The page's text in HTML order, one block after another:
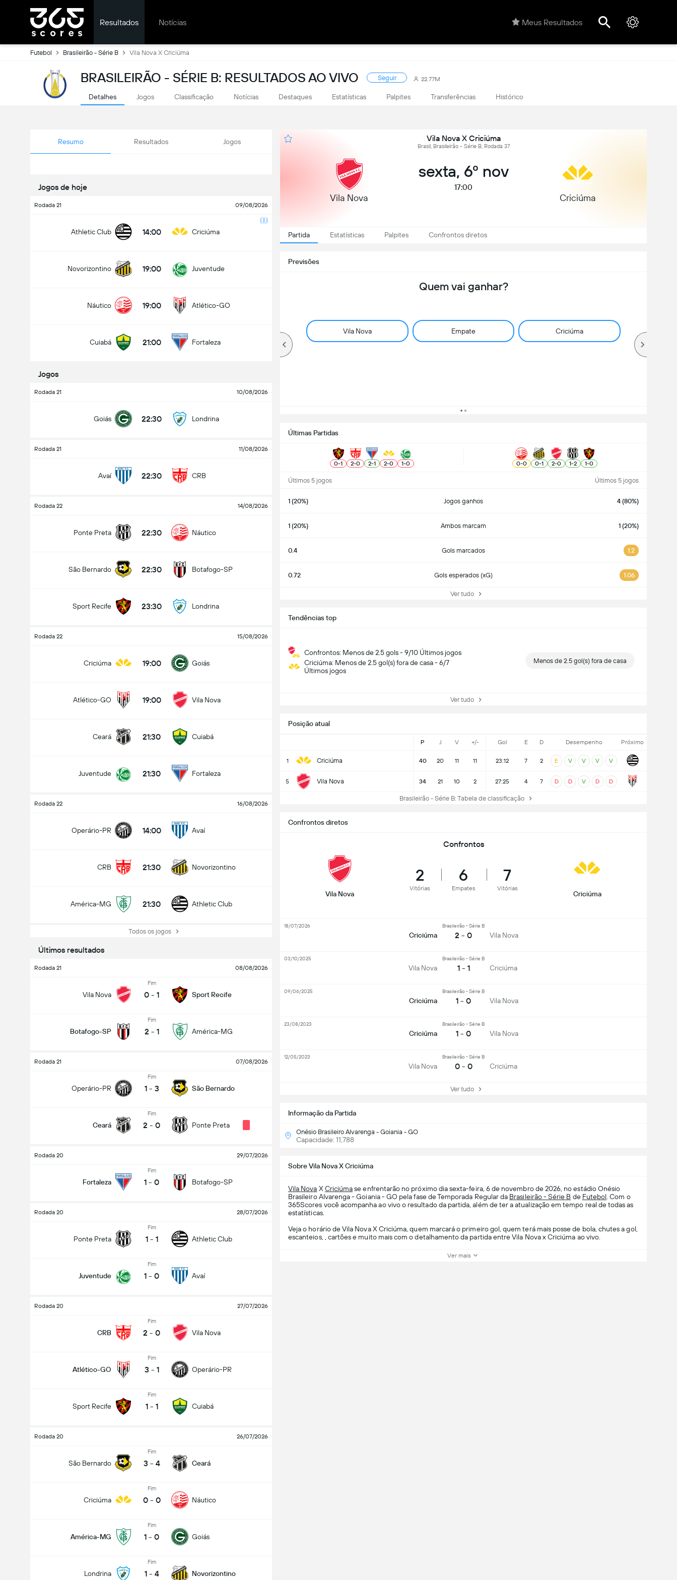
Resultados Notícias Meus Resultados
Futebol Brasileirão - Série B Vila Nova X Criciúma
BRASILEIRÃO - SÉRIE B: RESULTADOS AO VIVO Seguir 22.77M
Detalhes Jogos Classificação Notícias Destaques Estatísticas Palpites Transferências Histórico
Resumo Resultados Jogos
Jogos de hoje
Rodada 21 09/08/2026
Athletic Club 14:00 Criciúma
Novorizontino 19:00 Juventude
Náutico 19:00 Atlético-GO
Cuiabá 21:00 Fortaleza
Jogos
Rodada 21 10/08/2026
Goiás 22:30 Londrina
Rodada 21 11/08/2026
Avaí 22:30 CRB
Rodada 22 14/08/2026
Ponte Preta 22:30 Náutico
São Bernardo 22:30 Botafogo-SP
Sport Recife 23:30 Londrina
Rodada 22 15/08/2026
Criciúma 19:00 Goiás
Atlético-GO 19:00 Vila Nova
Ceará 21:30 Cuiabá
Juventude 21:30 Fortaleza
Rodada 22 16/08/2026
Operário-PR 14:00 Avaí
CRB 21:30 Novorizontino
América-MG 21:30 Athletic Club
Todos os jogos
Últimos resultados
Rodada 21 08/08/2026
Vila Nova
Fim
0 - 1 Sport Recife
Botafogo-SP
Fim
2 - 1 América-MG
Rodada 21 07/08/2026
Operário-PR
Fim
1 - 3 São Bernardo
Ceará
Fim
2 - 0 Ponte Preta
Rodada 20 29/07/2026
Fortaleza
Fim
1 - 0 Botafogo-SP
Rodada 20 28/07/2026
Ponte Preta
Fim
1 - 1 Athletic Club
Juventude
Fim
1 - 0 Avaí
Rodada 20 27/07/2026
CRB
Fim
2 - 0 Vila Nova
Atlético-GO
Fim
3 - 1 Operário-PR
Sport Recife
Fim
1 - 1 Cuiabá
Rodada 20 26/07/2026
São Bernardo
Fim
3 - 4 Ceará
Criciúma
Fim
0 - 0 Náutico
América-MG
Fim
1 - 0 Goiás
Londrina
Fim
1 - 4 Novorizontino
Vila Nova X Criciúma
Brasil, Brasileirão - Série B, Rodada 37
Vila Nova
sexta, 6º nov
17:00
Criciúma
Partida Estatísticas Palpites Confrontos diretos
Previsões
Quem vai ganhar?
Vila Nova Empate Criciúma
Últimas Partidas
0-1 2-0 2-1 2-0 1-0 0-0 0-1 2-0 1-2 1-0
Últimos 5 jogos Últimos 5 jogos
1 (20%) Jogos ganhos 4 (80%)
1 (20%) Ambos marcam 1 (20%)
0.4 Gols marcados 1.2
0.72 Gols esperados (xG) 1.06
Ver tudo
Tendências top
Confrontos: Menos de 2.5 gols - 9/10 Últimos jogos
Criciúma: Menos de 2.5 gol(s) fora de casa - 6/7
Últimos jogos
Menos de 2.5 gol(s) fora de casa
Ver tudo
Posição atual
P J V +/- Gol E D Desempenho Próximo
1 Criciúma 40 20 11 11 23:12 7 2 E V V V V
5 Vila Nova 34 21 10 2 27:25 4 7 D D V D D
Brasileirão - Série B: Tabela de classificação
Informação da Partida
Onésio Brasileiro Alvarenga - Goiania - GO
Capacidade: 11,788
Confrontos diretos
Confrontos
Vila Nova
2
Vitórias
6
Empates
7
Vitórias
Criciúma
Criciúma
Brasileirão - Série B
2 - 0 Vila Nova
18/07/2026
Vila Nova
Brasileirão - Série B
1 - 1 Criciúma
03/10/2025
Criciúma
Brasileirão - Série B
1 - 0 Vila Nova
09/06/2025
Criciúma
Brasileirão - Série B
1 - 0 Vila Nova
23/08/2023
Vila Nova
Brasileirão - Série B
0 - 0 Criciúma
12/05/2023
Ver tudo
Sobre Vila Nova X Criciúma
Vila Nova X Criciúmase enfrentarão no próximo dia sexta-feira, 6 de novembro de 2026, no estádio Onésio
Brasileiro Alvarenga - Goiania - GO pela fase de Temporada Regular da Brasileirão - Série B de Futebol . Com o
365Scores você acompanha ao vivo o resultado da partida, além de ter a atualização em tempo real de todas as
estatísticas.
Veja o horário de Vila Nova X Criciúma, quem marcará o primeiro gol, quem terá mais posse de bola, chutes a gol,
escanteios, , cartões e muito mais com o detalhamento da partida entre Vila Nova x Criciúma ao vivo.
Ver mais